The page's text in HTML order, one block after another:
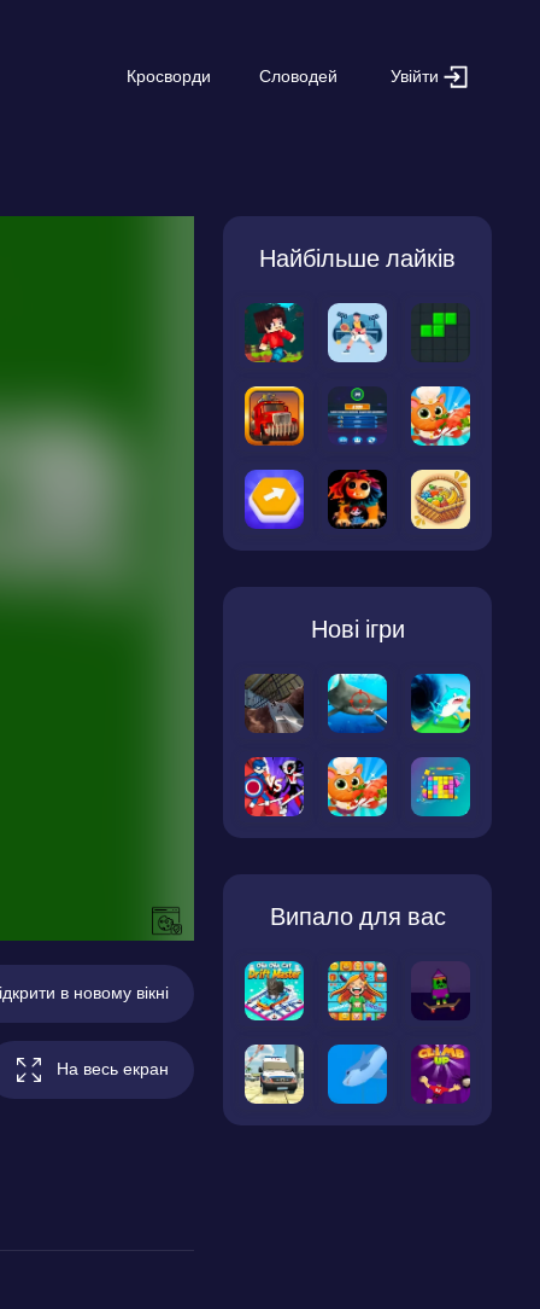
Кросворди Словодей Увійти
в новому вікні
На весь екран
Найбільше лайків
Нові ігри
Випало для вас